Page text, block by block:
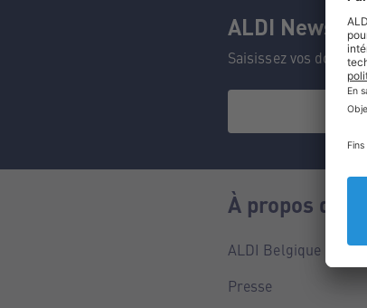
ALDI
Saisissez vos
À propos de
ALDI Belgique
Presse